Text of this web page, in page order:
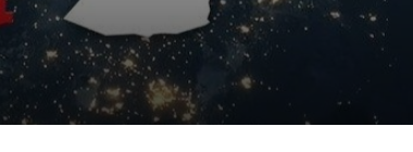
گفت‌وگوی مقام‌های
ایران درباره گسترش
همکاری‌های اقتصادی و تجارتی